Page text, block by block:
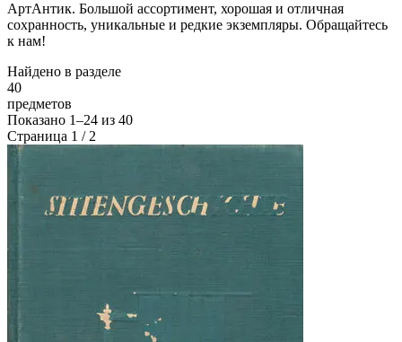
АртАнтик. Большой ассортимент, хорошая и отличная
сохранность, уникальные и редкие экземпляры. Обращайтесь
к нам!
Найдено в разделе
40
предметов
Показано 1–24 из 40
Страница 1 / 2